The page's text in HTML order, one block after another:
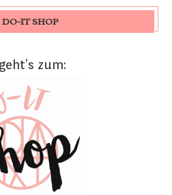
DO-IT SHOP
zum: